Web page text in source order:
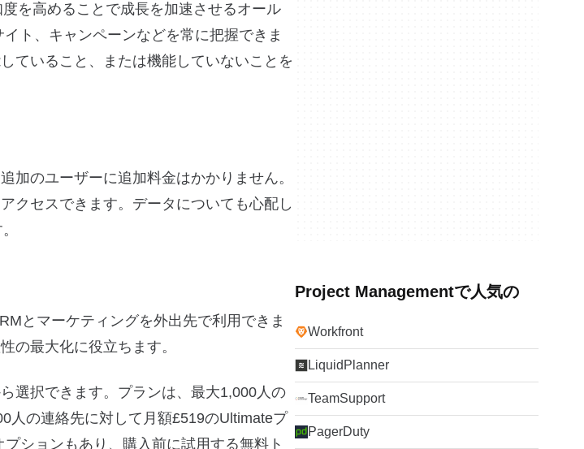
を高めることで成長を加速させるオール
ト、キャンペーンなどを常に把握できま
ていること、または機能していないことを
加のユーザーに追加料金はかかりません。
クセスできます。データについても心配し
とマーケティングを外出先で利用できま
の最大化に役立ちます。
選択できます。プランは、最大1,000人の
人の連絡先に対して月額£519のUltimateプ
ションもあり、購入前に試用する無料ト
Project Managementで人気の
Workfront
LiquidPlanner
TeamSupport
PagerDuty